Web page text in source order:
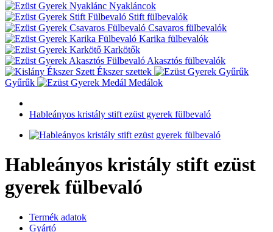
Nyakláncok
Stift fülbevalók
Csavaros fülbevalók
Karika fülbevalók
Karkötők
Akasztós fülbevalók
Ékszer szettek
Gyűrűk
Medálok
Hableányos kristály stift ezüst gyerek fülbevaló
Hableányos kristály stift ezüst
gyerek fülbevaló
Termék adatok
Gyártó